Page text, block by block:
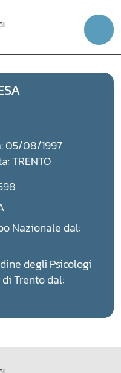
05/08/1997
TRENTO
Nazionale dal:
degli Psicologi
Trento dal: